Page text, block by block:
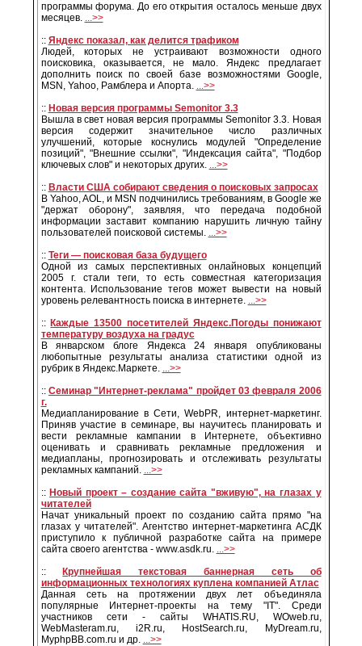
программы форума. До его открытия осталось меньше двух
месяцев. ...>>
:: Яндекс показал, как делится трафиком
Людей, которых не устраивают возможности одного
поисковика, оказывается, не мало. Яндекс предлагает
дополнить поиск по своей базе возможностями Google,
MSN, Yahoo, Рамблера и Апорта. ...>>
:: Новая версия программы Semonitor 3.3
Вышла в свет новая версия программы Semonitor 3.3. Новая
версия содержит значительное число различных
улучшений, которые коснулись модулей "Определение
позиций", "Внешние ссылки", "Индексация сайта", "Подбор
ключевых слов" и некоторых других. ...>>
:: Власти США собирают сведения о поисковых запросах
В Yahoo, AOL, и MSN подчинились требованиям, в Google же
"держат оборону", заявляя, что передача подобной
информации заставит компанию нарушить личную тайну
пользователей поисковой системы. ...>>
:: Теги — поисковая база будущего
Одной из самых перспективных онлайновых концепций
2005 г. стали теги, то есть совместная категоризация
контента. Использование тегов может вывести на новый
уровень релевантность поиска в интернете. ...>>
:: Каждые 13500 посетителей Яндекс.Погоды понижают
температуру воздуха на градус
В январском блоге Яндекса 24 января опубликованы
любопытные результаты анализа статистики одной из
рубрик в Яндекс.Маркете. ...>>
:: Семинар "Интернет-реклама" пройдет 03 февраля 2006
г.
Медиапланирование в Сети, WebPR, интернет-маркетинг.
Приняв участие в семинаре, вы научитесь планировать и
вести рекламные кампании в Интернете, объективно
оценивать и сравнивать рекламные предложения и
медиапланы, прогнозировать и отслеживать результаты
рекламных кампаний. ...>>
:: Новый проект – создание сайта "вживую", на глазах у
читателей
Начат уникальный проект по созданию сайта прямо "на
глазах у читателей". Агентство интернет-маркетинга АСДК
приступило к публичной разработке сайта на примере
сайта своего агентства - www.asdk.ru. ...>>
::
Крупнейшая текстовая баннерная сеть об
информационных технологиях куплена компанией Атлас
Данная сеть на протяжении двух лет объединяла
популярные Интернет-проекты на тему "IT". Среди
участников сети - сайты WHATIS.RU, WOweb.ru,
WebMasteram.ru, i2R.ru, HostSearch.ru, MyDream.ru,
MyphpBB.com.ru и др. ...>>